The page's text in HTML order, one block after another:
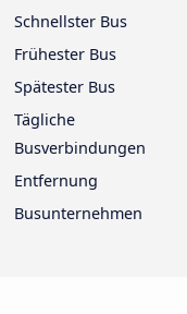
Schnellster Bus
Frühester Bus
Spätester Bus
Tägliche
Busverbindungen
Entfernung
Busunternehmen